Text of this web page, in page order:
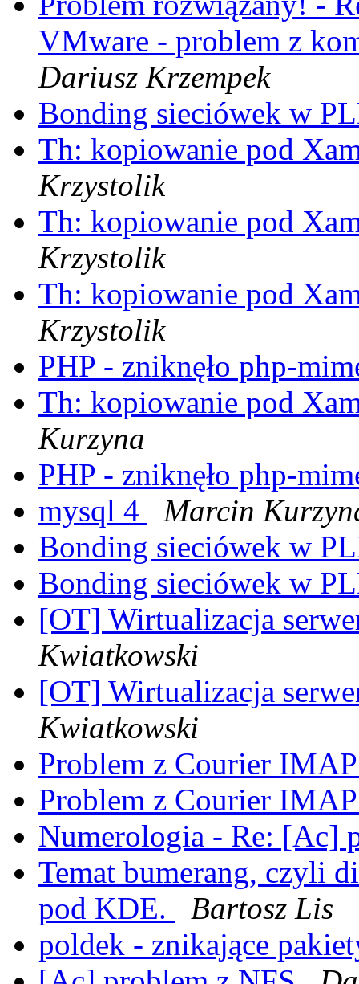
VMware - problem z
Dariusz Krzempek
Bonding sieciówek w
Th: kopiowanie pod
Krzystolik
Th: kopiowanie pod
Krzystolik
Th: kopiowanie pod
Krzystolik
PHP - zniknęło php-
Th: kopiowanie pod
Kurzyna
PHP - zniknęło php-
mysql 4
Marcin
Bonding sieciówek w
Bonding sieciówek w
[OT] Wirtualizacja
Kwiatkowski
[OT] Wirtualizacja
Kwiatkowski
Problem z Courier
Problem z Courier
Numerologia - Re: [Ac]
Temat bumerang, czyli
pod KDE.
Bartosz Lis
poldek - znikające